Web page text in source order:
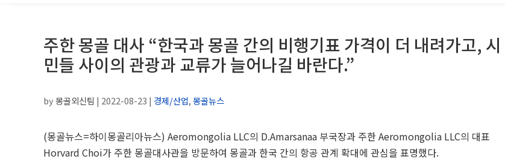
주한 몽골 대사 “한국과 몽골 간의 비행기표 가격이 더 내려가고, 시
민들 사이의 관광과 교류가 늘어나길 바란다.”
by몽골외신팀 | 2022-08-23 | 경제/산업,몽골뉴스
(몽골뉴스=하이몽골리아뉴스) Aeromongolia LLC의 D.Amarsanaa 부국장과 주한 Aeromongolia LLC의 대표
Horvard Choi가 주한 몽골대사관을 방문하여 몽골과 한국 간의 항공 관계 확대에 관심을 표명했다.